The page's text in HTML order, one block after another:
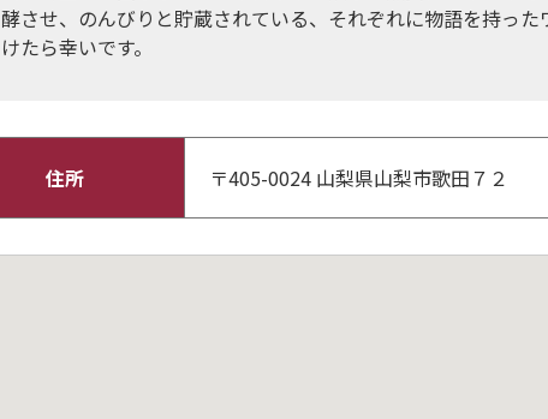
酵させ、のんびりと貯蔵されている、それぞれに物語を持っ
けたら幸いです。
住所 〒405-0024 山梨県山梨市歌田７２